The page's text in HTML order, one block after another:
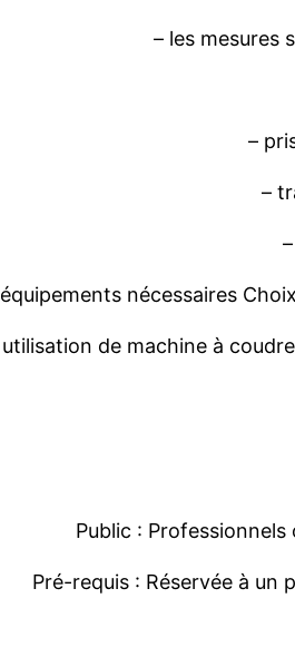
– les mesures
–
–
équipements nécessaires
utilisation de machine à coudre
Public : Professionnels
Pré-requis: Réservée à un